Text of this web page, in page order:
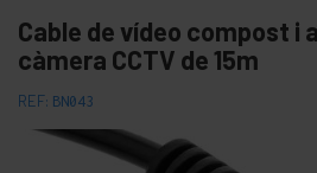
Cable de vídeo compost i
càmera CCTV de 15m
REF: BN043